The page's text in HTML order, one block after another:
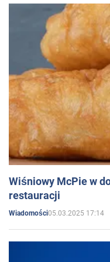
Wiśniowy McPie w
restauracji
Wiadomości05.03.2025 17:14